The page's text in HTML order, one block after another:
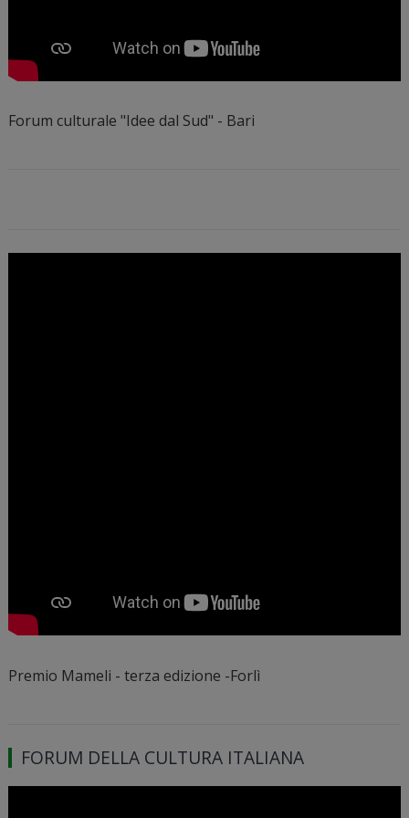
Forum culturale "Idee dal Sud" - Bari
Premio Mameli - terza edizione -Forlì
FORUM DELLA CULTURA ITALIANA